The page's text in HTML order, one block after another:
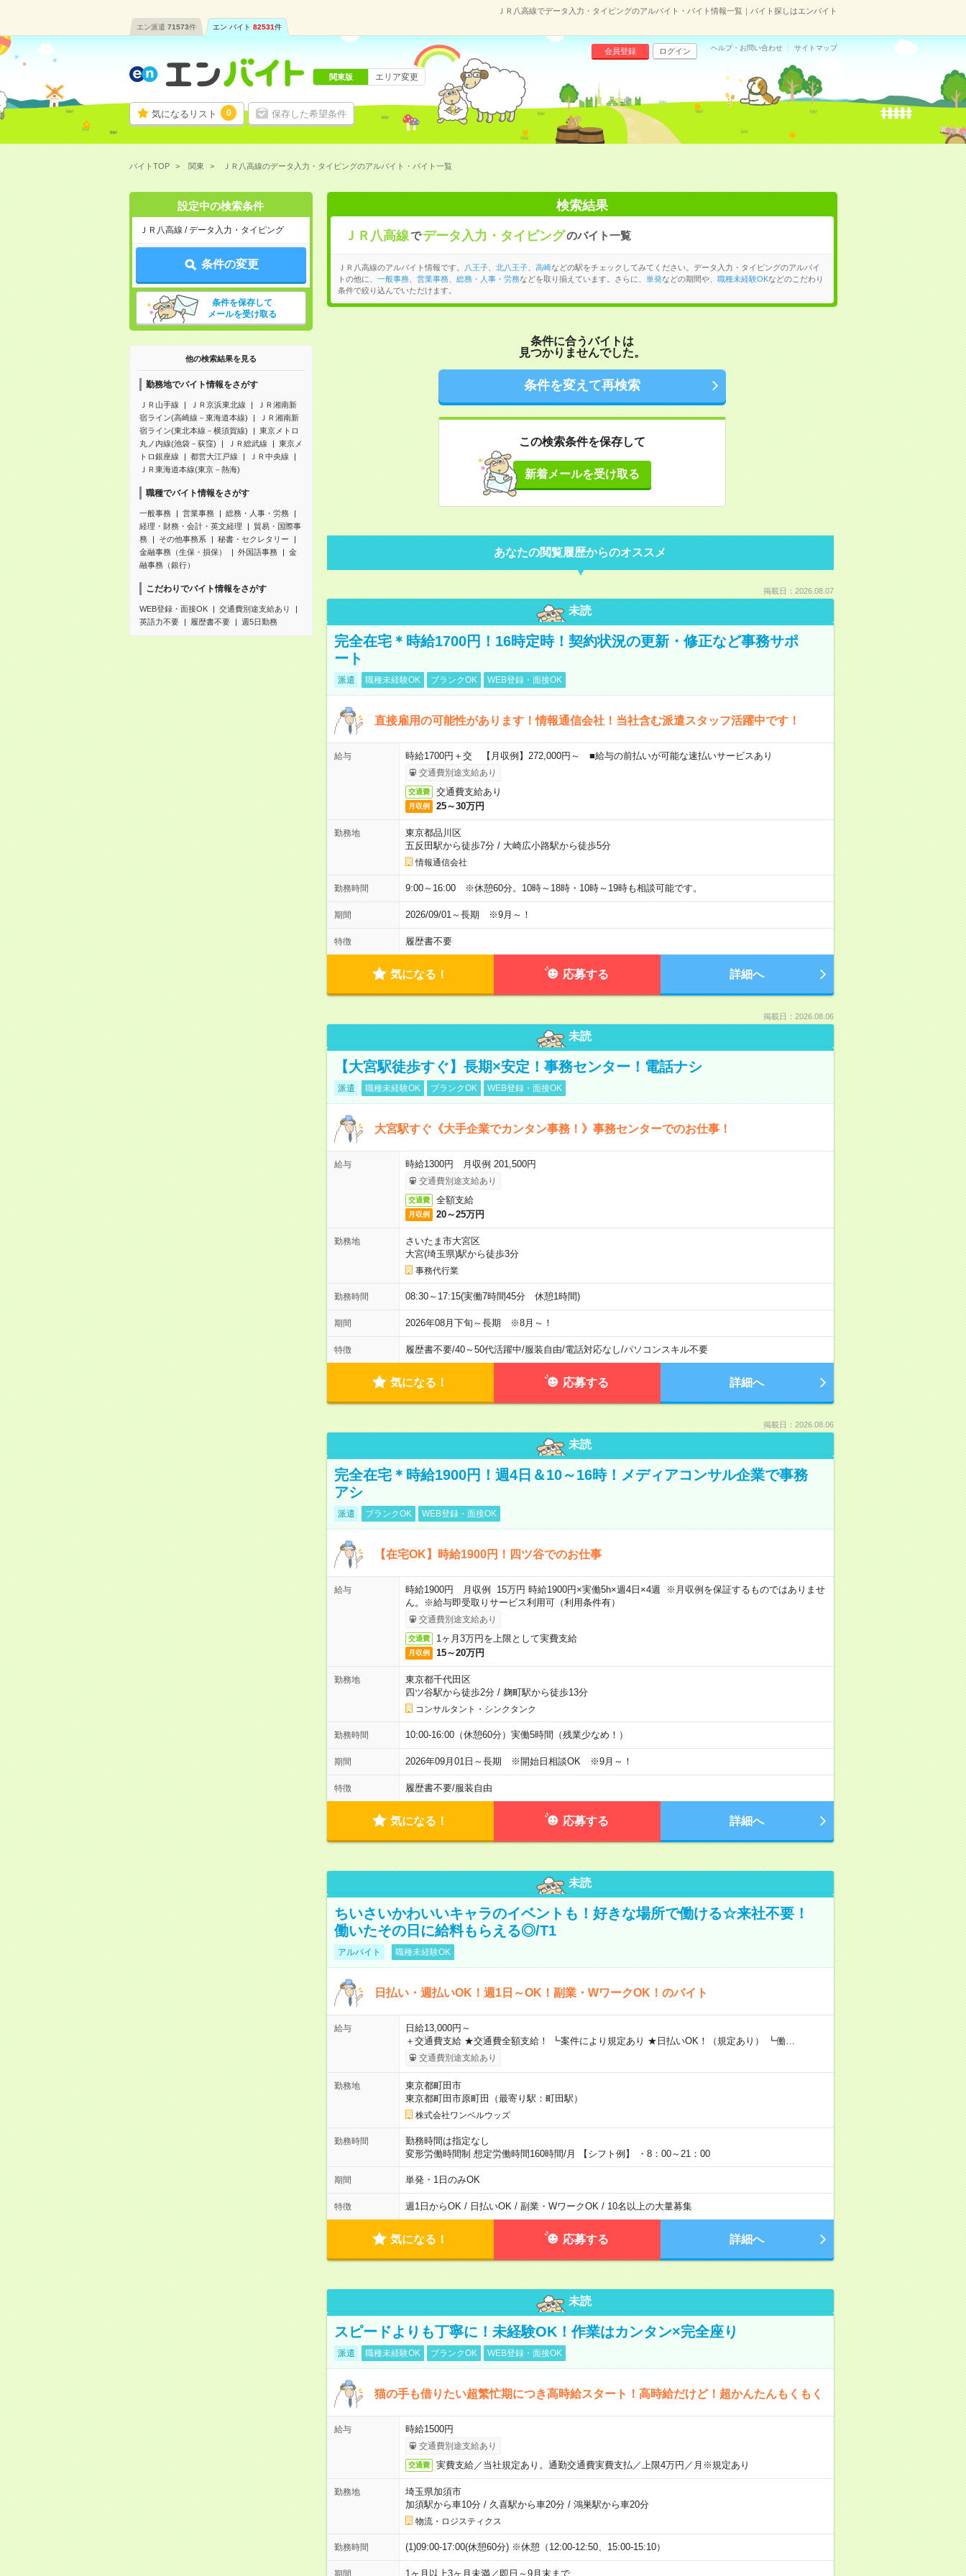
ＪＲ八高線でデータ入力・タイピングのアルバイト・バイト情報一覧｜バイト探しはエンバイト
エン派遣 71573件 エン バイト 82531件
気になるリスト 0 保存した希望条件
会員登録 ログイン ヘルプ・お問い合わせ サイトマップ
関東版 エリア変更
バイトTOP 関東 ＪＲ八高線のデータ入力・タイピングのアルバイト・バイト一覧
設定中の検索条件
ＪＲ八高線 / データ入力・タイピング
条件の変更
条件を保存して
メールを受け取る
他の検索結果を見る
勤務地でバイト情報をさがす
ＪＲ山手線 ＪＲ京浜東北線
ＪＲ湘南新
宿ライン(高崎線－東海道本線)
ＪＲ湘南新
宿ライン(東北本線－横須賀線)
東京メトロ
丸ノ内線(池袋－荻窪)
ＪＲ総武線
東京メ
トロ銀座線
都営大江戸線
ＪＲ中央線
ＪＲ東海道本線(東京－熱海)
職種でバイト情報をさがす
一般事務 営業事務
総務・人事・労務
経理・財務・会計・英文経理
貿易・国際事
務
その他事務系
秘書・セクレタリー
金融事務（生保・損保）
外国語事務
金
融事務（銀行）
こだわりでバイト情報をさがす
WEB登録・面接OK
交通費別途支給あり
英語力不要
履歴書不要 週5日勤務
検索結果
ＪＲ八高線で データ入力・タイピングのバイト一覧
ＪＲ八高線のアルバイト情報です。 八王子、 北八王子、 高崎などの駅をチェックしてみてください。データ入力・タイピングのアルバイ
トの他に、 一般事務、 営業事務、 総務・人事・労務などを取り揃えています。さらに、 単発などの期間や、 職種未経験OKなどのこだわり
条件で絞り込んでいただけます。
条件に合うバイトは
見つかりませんでした。
条件を変えて再検索
この検索条件を保存して
新着メールを受け取る
あなたの閲覧履歴からのオススメ
掲載日：2026.08.07
未読
完全在宅＊時給1700円！16時定時！契約状況の更新・修正など事務サポ
ート
派遣 職種未経験OK ブランクOK WEB登録・面接OK
直接雇用の可能性があります！情報通信会社！当社含む派遣スタッフ活躍中です！
給与 時給1700円＋交 【月収例】272,000円～ ■給与の前払いが可能な速払いサービスあり
交通費別途支給あり
交通費 交通費支給あり
月収例 25～30万円
勤務地
東京都品川区
五反田駅から徒歩7分/ 大崎広小路駅から徒歩5分
情報通信会社
勤務時間 9:00～16:00 ※休憩60分。10時～18時・10時～19時も相談可能です。
期間 2026/09/01～長期 ※9月～！
特徴 履歴書不要
気になる！ 応募する 詳細へ
掲載日：2026.08.06
未読
【大宮駅徒歩すぐ】長期×安定！事務センター！電話ナシ
派遣 職種未経験OK ブランクOK WEB登録・面接OK
大宮駅すぐ《大手企業でカンタン事務！》事務センターでのお仕事！
給与 時給1300円 月収例 201,500円
交通費別途支給あり
交通費 全額支給
月収例 20～25万円
勤務地
さいたま市大宮区
大宮(埼玉県)駅から徒歩3分
事務代行業
勤務時間 08:30～17:15(実働7時間45分 休憩1時間)
期間 2026年08月下旬～長期 ※8月～！
特徴 履歴書不要/40～50代活躍中/服装自由/電話対応なし/パソコンスキル不要
気になる！ 応募する 詳細へ
掲載日：2026.08.06
未読
完全在宅＊時給1900円！週4日＆10～16時！メディアコンサル企業で事務
アシ
派遣 ブランクOK WEB登録・面接OK
【在宅OK】時給1900円！四ツ谷でのお仕事
給与
時給1900円 月収例 15万円 時給1900円×実働5h×週4日×4週 ※月収例を保証するものではありませ
ん。※給与即受取りサービス利用可（利用条件有）
交通費別途支給あり
交通費 1ヶ月3万円を上限として実費支給
月収例 15～20万円
勤務地
東京都千代田区
四ツ谷駅から徒歩2分/ 麹町駅から徒歩13分
コンサルタント・シンクタンク
勤務時間 10:00-16:00（休憩60分）実働5時間（残業少なめ！）
期間 2026年09月01日～長期 ※開始日相談OK ※9月～！
特徴 履歴書不要/服装自由
気になる！ 応募する 詳細へ
未読
ちいさいかわいいキャラのイベントも！好きな場所で働ける☆来社不要！
働いたその日に給料もらえる◎/T1
アルバイト 職種未経験OK
日払い・週払いOK！週1日～OK！副業・WワークOK！のバイト
給与
日給13,000円～
＋交通費支給 ★交通費全額支給！ ┗案件により規定あり ★日払いOK！（規定あり） ┗働…
交通費別途支給あり
勤務地
東京都町田市
東京都町田市原町田（最寄り駅：町田駅）
株式会社ワンベルウッズ
勤務時間
勤務時間は指定なし
変形労働時間制 想定労働時間160時間/月 【シフト例】 ・8：00～21：00
期間 単発・1日のみOK
特徴 週1日からOK / 日払いOK / 副業・WワークOK / 10名以上の大量募集
気になる！ 応募する 詳細へ
未読
スピードよりも丁寧に！未経験OK！作業はカンタン×完全座り
派遣 職種未経験OK ブランクOK WEB登録・面接OK
猫の手も借りたい超繁忙期につき高時給スタート！高時給だけど！超かんたんもくもく
給与 時給1500円
交通費別途支給あり
交通費 実費支給／当社規定あり。通勤交通費実費支払／上限4万円／月※規定あり
勤務地
埼玉県加須市
加須駅から車10分/ 久喜駅から車20分/ 鴻巣駅から車20分
物流・ロジスティクス
勤務時間 (1)09:00-17:00(休憩60分) ※休憩（12:00-12:50、15:00-15:10）
期間 1ヶ月以上3ヶ月未満／即日～9月末まで